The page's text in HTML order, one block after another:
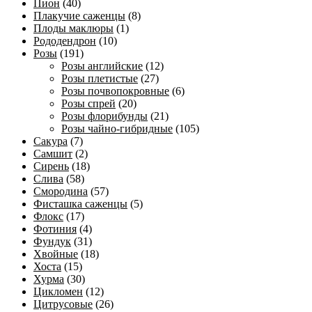
Пион (40)
Плакучие саженцы (8)
Плоды маклюры (1)
Рододендрон (10)
Розы (191)
Розы английские (12)
Розы плетистые (27)
Розы почвопокровные (6)
Розы спрей (20)
Розы флорибунды (21)
Розы чайно-гибридные (105)
Сакура (7)
Самшит (2)
Сирень (18)
Слива (58)
Смородина (57)
Фисташка саженцы (5)
Флокс (17)
Фотиния (4)
Фундук (31)
Хвойные (18)
Хоста (15)
Хурма (30)
Цикломен (12)
Цитрусовые (26)